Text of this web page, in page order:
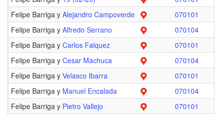
Felipe Barriga y Alejandro Campoverde
070101
Felipe Barriga y Alfredo Serrano
070104
Felipe Barriga y Carlos Falquez
070101
Felipe Barriga y Cesar Machuca
070104
Felipe Barriga y Velasco Ibarra
070101
Felipe Barriga y Manuel Encalada
070104
Felipe Barriga y Pietro Vallejo
070101